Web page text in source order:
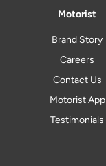
Motorist
Brand Story
Careers
Contact Us
Motorist App
Testimonials